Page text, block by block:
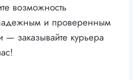
возможность
и проверенным
— заказывайте курьера